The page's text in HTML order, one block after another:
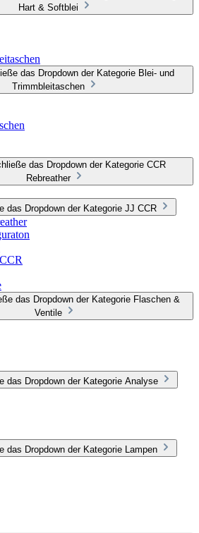
Hart & Softblei
das Dropdown der Kategorie Blei- und
Trimmbleitaschen
das Dropdown der Kategorie CCR
Rebreather
das Dropdown der Kategorie JJ CCR
das Dropdown der Kategorie Flaschen &
Ventile
das Dropdown der Kategorie Analyse
das Dropdown der Kategorie Lampen